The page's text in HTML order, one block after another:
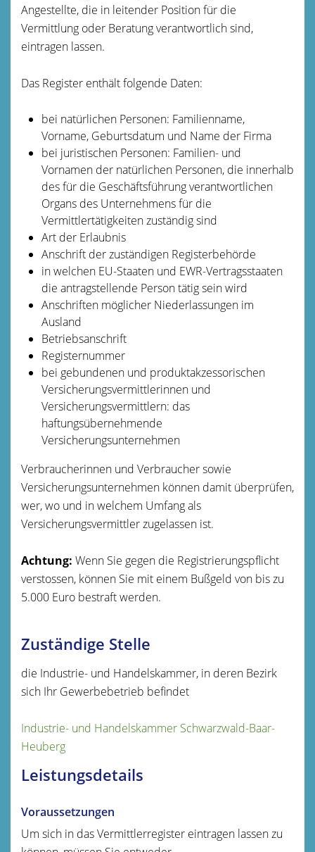
Angestellte, die in leitender Position für die
Vermittlung oder Beratung verantwortlich sind,
eintragen lassen.
Das Register enthält folgende Daten:
bei natürlichen Personen: Familienname,
Vorname, Geburtsdatum und Name der Firma
bei juristischen Personen: Familien- und
Vornamen der natürlichen Personen, die innerhalb
des für die Geschäftsführung verantwortlichen
Organs des Unternehmens für die
Vermittlertätigkeiten zuständig sind
Art der Erlaubnis
Anschrift der zuständigen Registerbehörde
in welchen EU-Staaten und EWR-Vertragsstaaten
die antragstellende Person tätig sein wird
Anschriften möglicher Niederlassungen im
Ausland
Betriebsanschrift
Registernummer
bei gebundenen und produktakzessorischen
Versicherungsvermittlerinnen und
Versicherungsvermittlern: das
haftungsübernehmende
Versicherungsunternehmen
Verbraucherinnen und Verbraucher sowie
Versicherungsunternehmen können damit überprüfen,
wer, wo und in welchem Umfang als
Versicherungsvermittler zugelassen ist.
Achtung: Wenn Sie gegen die Registrierungspflicht
verstossen, können Sie mit einem Bußgeld von bis zu
5.000 Euro bestraft werden.
Zuständige Stelle
die Industrie- und Handelskammer, in deren Bezirk
sich Ihr Gewerbebetrieb befindet
Industrie- und Handelskammer Schwarzwald-Baar-
Heuberg
Leistungsdetails
Voraussetzungen
Um sich in das Vermittlerregister eintragen lassen zu